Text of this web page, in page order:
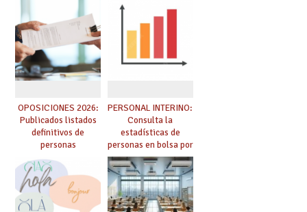
especialidad
debes saber
OPOSICIONES 2026:
Publicados listados
definitivos de
personas
seleccionadas. ¿Qué
hacer ahora si he
obtenido plaza?
PERSONAL INTERINO:
Consulta la
estadísticas de
personas en bolsa por
cuerpo, especialidad
y tipo de bolsa para
el curso 26/27